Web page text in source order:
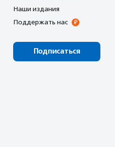
Наши издания
Поддержать нас
Подписаться